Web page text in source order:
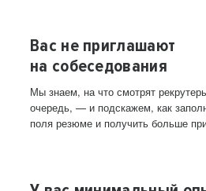
Вас не приглашают
на собеседования
Мы знаем, на что смотрят
очередь, — и подскажем, как
поля резюме и получить больше